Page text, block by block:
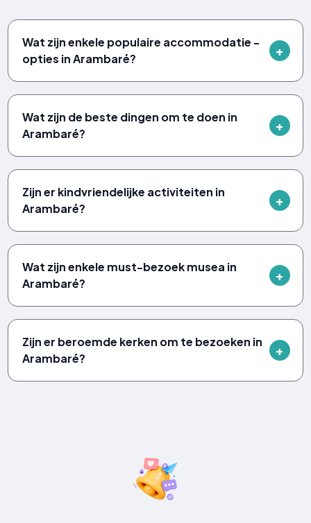
Wat zijn enkele populaire accommodatie -
opties in Arambaré?
Wat zijn de beste dingen om te doen in
Arambaré?
Zijn er kindvriendelijke activiteiten in
Arambaré?
Wat zijn enkele must-bezoek musea in
Arambaré?
Zijn er beroemde kerken om te bezoeken in
Arambaré?